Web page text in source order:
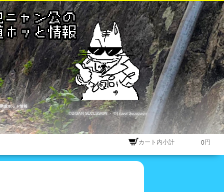
道ホット情報
©BISAN SECESSION・ ©Travel Secession
カート内小計 円